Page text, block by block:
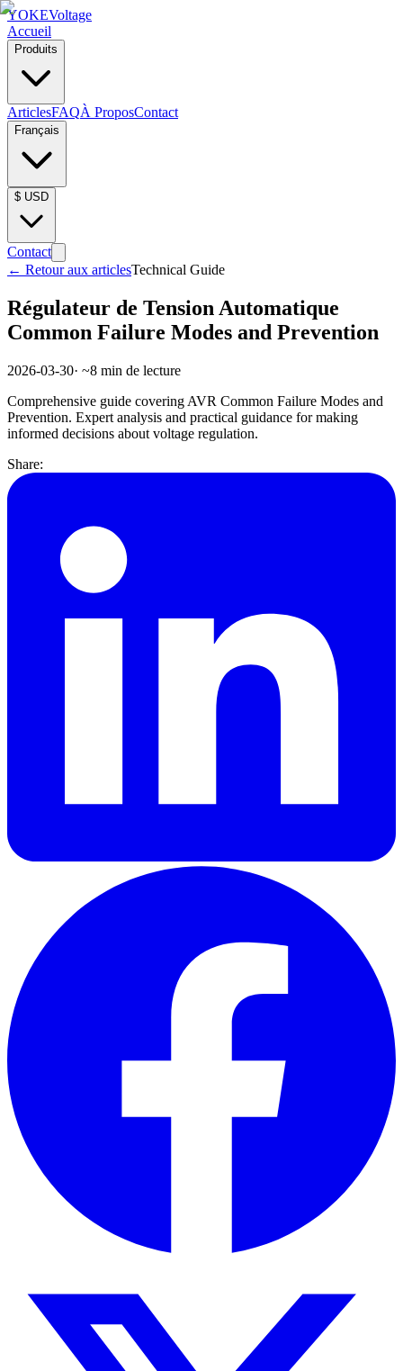
YOKEVoltage
Accueil
Produits
ArticlesFAQÀ ProposContact
Français
$ USD
Contact
← Retour aux articlesTechnical Guide
Régulateur de Tension Automatique
Common Failure Modes and Prevention
2026-03-30· ~8 min de lecture
Comprehensive guide covering AVR Common Failure Modes and
Prevention. Expert analysis and practical guidance for making
informed decisions about voltage regulation.
Share: